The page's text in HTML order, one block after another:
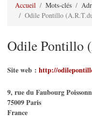
Accueil Mots-clés
Odile Pontillo
Odile Pontillo
Site web : http://
9, rue du Faubourg
75009Paris
France